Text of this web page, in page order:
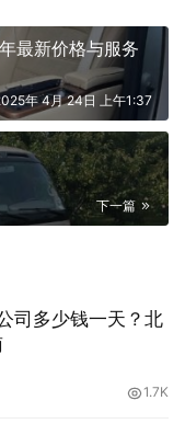
最新价格与服务
年 4月 24日 上午1:37
下一篇
司多少钱一天？北
1.7K